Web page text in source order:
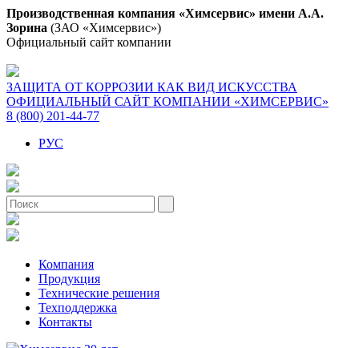
Производственная компания «Химсервис» имени А.А.
Зорина (ЗАО «Химсервис»)
Официальный сайт компании
ЗАЩИТА ОТ КОРРОЗИИ КАК ВИД ИСКУССТВА
ОФИЦИАЛЬНЫЙ САЙТ КОМПАНИИ «ХИМСЕРВИС»
8 (800) 201-44-77
РУС
Компания
Продукция
Технические решения
Техподдержка
Контакты